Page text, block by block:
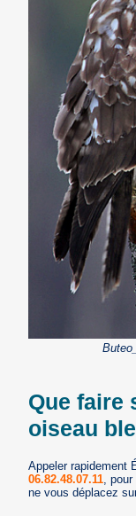
Que faire
oiseau
Appeler rapidement
06.82.48.07.11, pour
ne vous déplacez